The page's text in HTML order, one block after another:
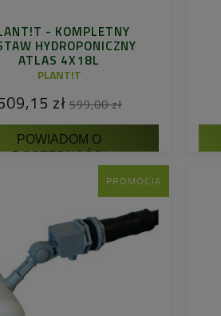
- KOMPLETNY
HYDROPONICZNY
ATLAS 4X18L
PLANT!T
zł 599,00 zł
POWIADOM O
DOSTĘPNOŚCI
PROMOCJA